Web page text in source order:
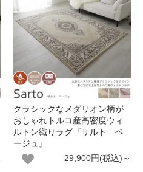
クラシックなメダリオン柄が
おしゃれトルコ産高密度ウィ
ルトン織りラグ『サルト ベ
ージュ』
29,900円(税込)～